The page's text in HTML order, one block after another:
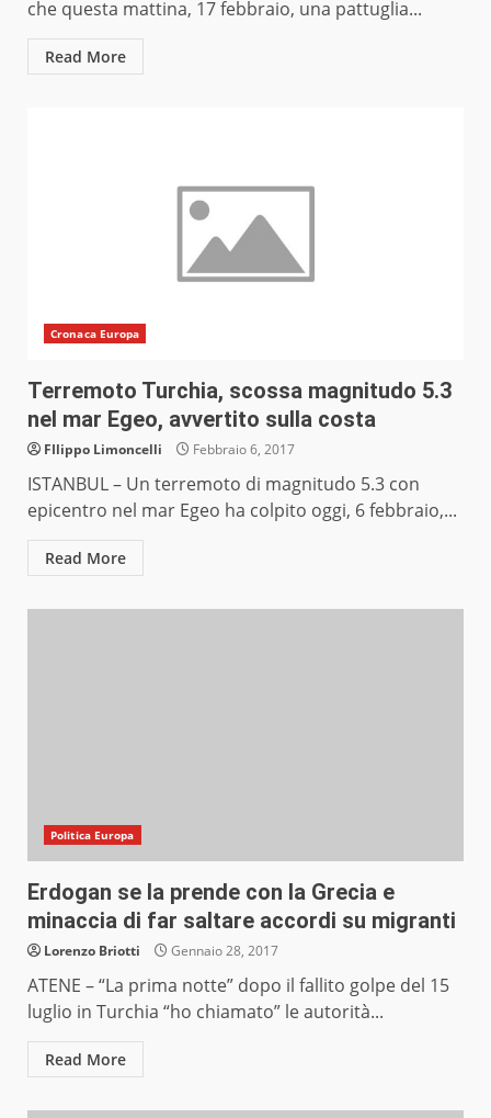
che questa mattina, 17 febbraio, una pattuglia...
Read More
Cronaca Europa
Terremoto Turchia, scossa magnitudo 5.3
nel mar Egeo, avvertito sulla costa
FIlippo Limoncelli Febbraio 6, 2017
ISTANBUL – Un terremoto di magnitudo 5.3 con
epicentro nel mar Egeo ha colpito oggi, 6 febbraio,...
Read More
Politica Europa
Erdogan se la prende con la Grecia e
minaccia di far saltare accordi su migranti
Lorenzo Briotti Gennaio 28, 2017
ATENE – “La prima notte” dopo il fallito golpe del 15
luglio in Turchia “ho chiamato” le autorità...
Read More